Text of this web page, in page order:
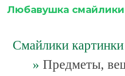
Любавушка смайлики
Смайлики
» Предметы,